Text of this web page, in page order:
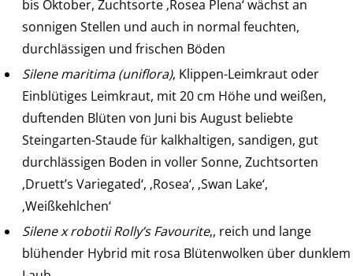
bis Oktober, Zuchtsorte ‚Rosea Plena‘ wächst an
sonnigen Stellen und auch in normal feuchten,
durchlässigen und frischen Böden
Silene maritima (uniflora), Klippen-Leimkraut oder
Einblütiges Leimkraut, mit 20 cm Höhe und weißen,
duftenden Blüten von Juni bis August beliebte
Steingarten-Staude für kalkhaltigen, sandigen, gut
durchlässigen Boden in voller Sonne, Zuchtsorten
‚Druett’s Variegated‘, ‚Rosea‘, ‚Swan Lake‘,
‚Weißkehlchen‘
Silene x robotii Rolly’s Favourite‚, reich und lange
blühender Hybrid mit rosa Blütenwolken über dunklem